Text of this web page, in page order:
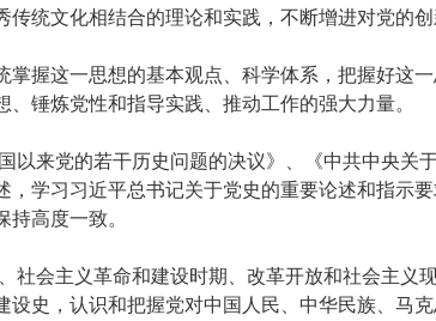
统文化相结合的理论和实践，不断增进对党的
这一思想的基本观点、科学体系，把握好这
锤炼党性和指导实践、推动工作的强大力量。
来党的若干历史问题的决议》、《中共中央关
学习习近平总书记关于党史的重要论述和指示
高度一致。
会主义革命和建设时期、改革开放和社会主义
史，认识和把握党对中国人民、中华民族、马